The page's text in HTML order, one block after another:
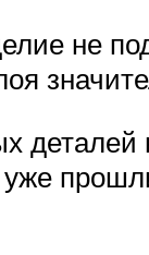
не
деталей